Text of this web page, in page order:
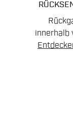
innerhalb